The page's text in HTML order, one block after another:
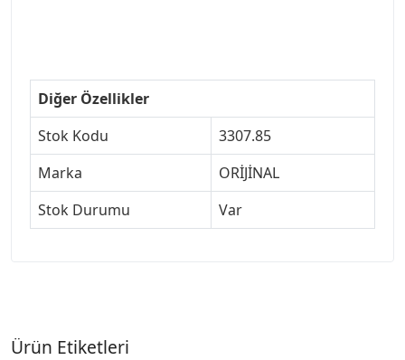
Diğer Özellikler
Stok Kodu
3307.85
Marka
ORİJİNAL
Stok Durumu
Var
Ürün Etiketleri